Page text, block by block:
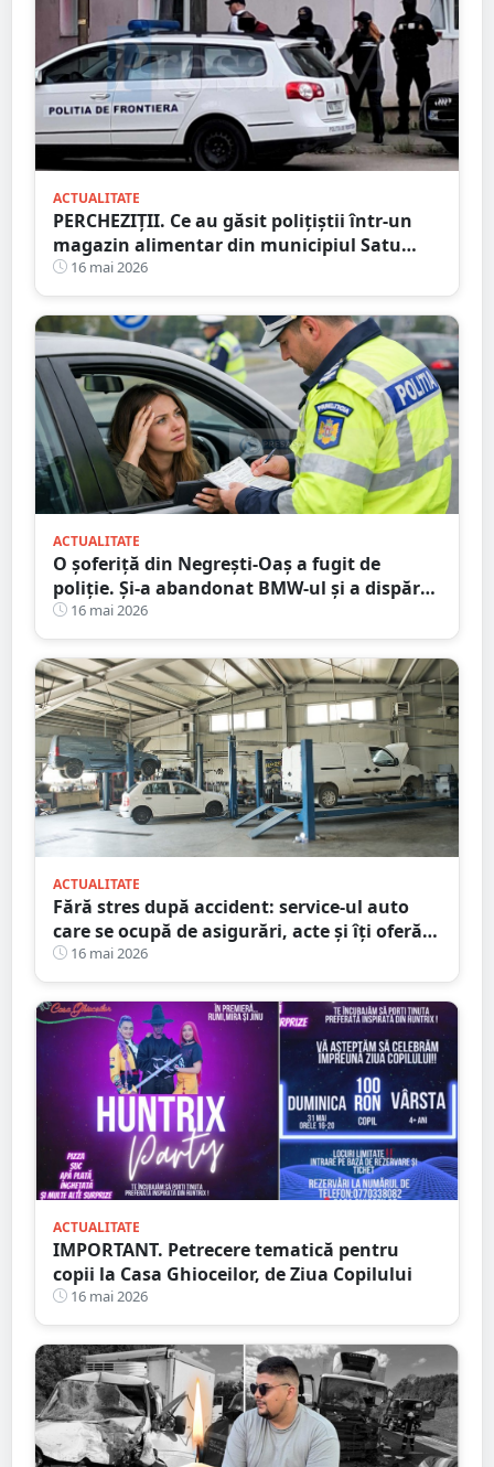
ACTUALITATE
PERCHEZIȚII. Ce au găsit polițiștii într-un
magazin alimentar din municipiul Satu
Mare
16 mai 2026
ACTUALITATE
O șoferiță din Negrești-Oaș a fugit de
poliție. Și-a abandonat BMW-ul și a dispărut
printre blocuri
16 mai 2026
ACTUALITATE
Fără stres după accident: service-ul auto
care se ocupă de asigurări, acte și îți oferă
mașină la schimb
16 mai 2026
ACTUALITATE
IMPORTANT. Petrecere tematică pentru
copii la Casa Ghioceilor, de Ziua Copilului
16 mai 2026